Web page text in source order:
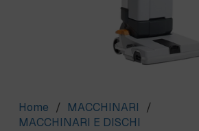
Home / MACCHINARI
/
MACCHINARI E DISCHI